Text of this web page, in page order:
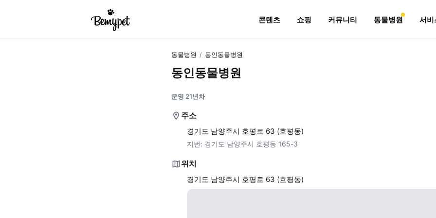
콘텐츠 쇼핑 커뮤니티 동물병원 서비
동물병원 / 동인동물병원
동인동물병원
운영 21년차
주소
경기도 남양주시 호평로 63 (호평동)
지번: 경기도 남양주시 호평동 165-3
위치
경기도 남양주시 호평로 63 (호평동)